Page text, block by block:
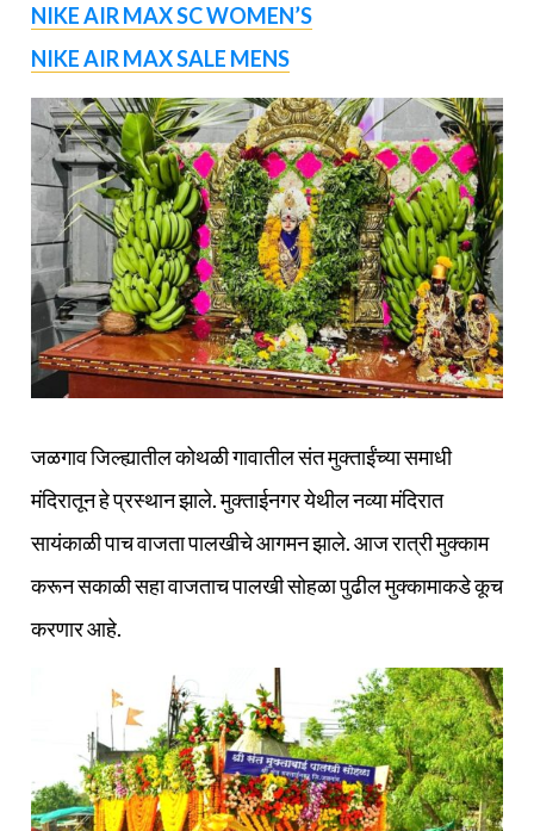
NIKE AIR MAX SC WOMEN’S
NIKE AIR MAX SALE MENS
जळगाव जिल्ह्यातील कोथळी गावातील संत मुक्ताईंच्या समाधी
मंदिरातून हे प्रस्थान झाले. मुक्ताईनगर येथील नव्या मंदिरात
सायंकाळी पाच वाजता पालखीचे आगमन झाले. आज रात्री मुक्काम
करून सकाळी सहा वाजताच पालखी सोहळा पुढील मुक्कामाकडे कूच
करणार आहे.